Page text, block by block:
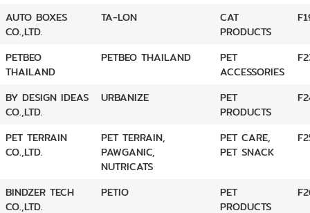
AUTO BOXES
CO.,LTD.
TA-LON
CAT
PRODUCTS
PETBEO
THAILAND
PETBEO THAILAND
PET
ACCESSORIES
BY DESIGN IDEAS
CO.,LTD.
URBANIZE
PET
PRODUCTS
PET TERRAIN
CO.,LTD.
PET TERRAIN,
PAWGANIC,
NUTRICATS
PET CARE,
PET SNACK
BINDZER TECH
CO.,LTD.
PETIO
PET
PRODUCTS